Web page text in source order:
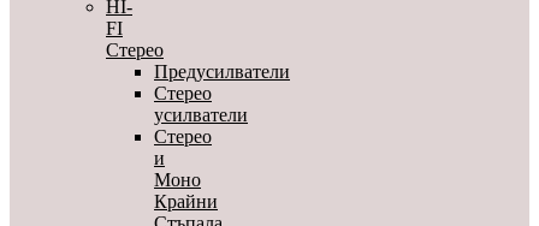
HI-
FI
Стерео
Предусилватели
Стерео
усилватели
Стерео
и
Моно
Крайни